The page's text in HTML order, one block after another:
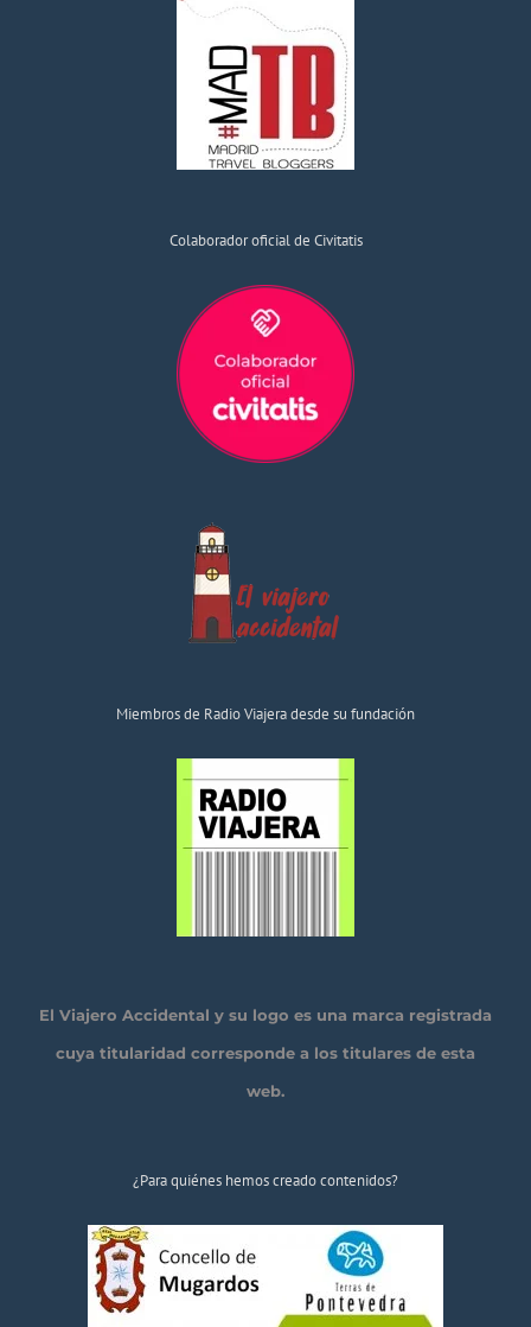
Colaborador oficial de Civitatis
Miembros de Radio Viajera desde su fundación
El Viajero Accidental y su logo es una marca registrada
cuya titularidad corresponde a los titulares de esta
web.
¿Para quiénes hemos creado contenidos?